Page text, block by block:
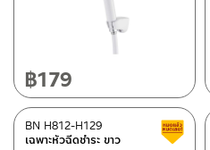
฿179
เฉพาะหัวฉีดชำระ ขาว
BN H812-H129